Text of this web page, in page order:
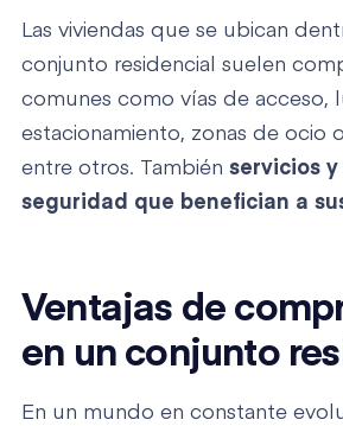
Las viviendas que se ubican
conjunto residencial suelen
comunes como vías de acceso,
estacionamiento, zonas de ocio
entre otros. También servicios
seguridad que benefician a
Ventajas de
en un conjunto
En un mundo en constante